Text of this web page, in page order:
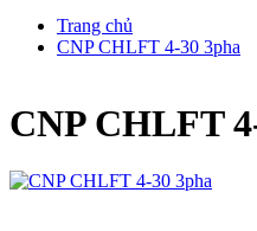
Trang chủ
CNP CHLFT 4-30 3pha
CNP CHLFT